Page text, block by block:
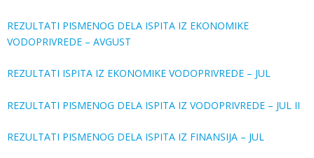
REZULTATI PISMENOG DELA ISPITA IZ EKONOMIKE
VODOPRIVREDE – AVGUST
REZULTATI ISPITA IZ EKONOMIKE VODOPRIVREDE – JUL
REZULTATI PISMENOG DELA ISPITA IZ VODOPRIVREDE – JUL II
REZULTATI PISMENOG DELA ISPITA IZ FINANSIJA – JUL